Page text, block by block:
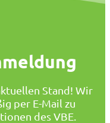
Stand! Wir
per E-Mail zu
des VBE.